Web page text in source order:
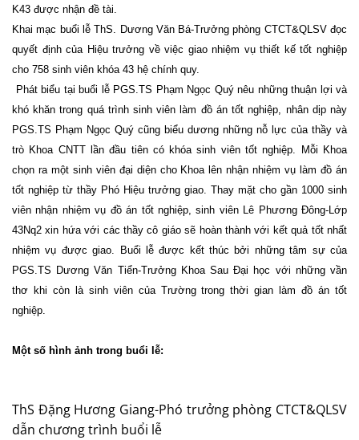
K43 được nhận đề tài.
Khai mạc buổi lễ ThS. Dương Văn Bá-Trưởng phòng CTCT&QLSV đọc
quyết định của Hiệu trưởng về việc giao nhiệm vụ thiết kế tốt nghiệp
cho 758 sinh viên khóa 43 hệ chính quy.
Phát biểu tại buổi lễ PGS.TS Phạm Ngọc Quý nêu những thuận lợi và
khó khăn trong quá trình sinh viên làm đồ án tốt nghiệp, nhân dịp này
PGS.TS Phạm Ngọc Quý cũng biểu dương những nỗ lực của thầy và
trò Khoa CNTT lần đầu tiên có khóa sinh viên tốt nghiệp. Mỗi Khoa
chọn ra một sinh viên đại diện cho Khoa lên nhận nhiệm vụ làm đồ án
tốt nghiệp từ thầy Phó Hiệu trưởng giao. Thay mặt cho gần 1000 sinh
viên nhận nhiệm vụ đồ án tốt nghiệp, sinh viên Lê Phương Đông-Lớp
43Nq2 xin hứa với các thầy cô giáo sẽ hoàn thành với kết quả tốt nhất
nhiệm vụ được giao. Buổi lễ được kết thúc bởi những tâm sự của
PGS.TS Dương Văn Tiển-Trưởng Khoa Sau Đại học với những vần
thơ khi còn là sinh viên của Trường trong thời gian làm đồ án tốt
nghiệp.
Một số hình ảnh trong buổi lễ:
ThS Đặng Hương Giang-Phó trưởng phòng CTCT&QLSV
dẫn chương trình buổi lễ